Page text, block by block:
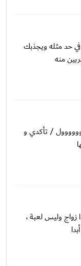
حد مثله ويجذبك
منه
سيدة ، معقووووووول / تأكدي و
زواج وليس لعبة ،